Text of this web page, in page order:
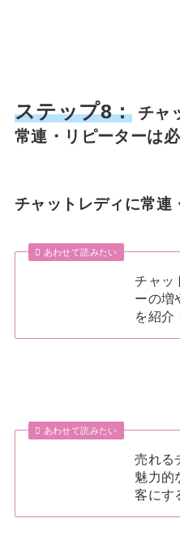
ステップ8： チャ
常連・リピーターは必
チャットレディに常連
あわせて読みたい
チャッ
ーの増
を紹介
あわせて読みたい
売れる
魅力的
客にす